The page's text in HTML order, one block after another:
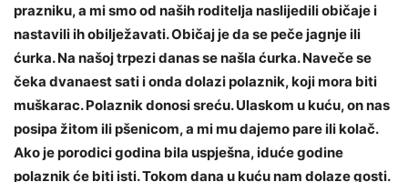
prazniku, a mi smo od naših roditelja naslijedili običaje i
nastavili ih obilježavati. Običaj je da se peče jagnje ili
ćurka. Na našoj trpezi danas se našla ćurka. Naveče se
čeka dvanaest sati i onda dolazi polaznik, koji mora biti
muškarac. Polaznik donosi sreću. Ulaskom u kuću, on nas
posipa žitom ili pšenicom, a mi mu dajemo pare ili kolač.
Ako je porodici godina bila uspješna, iduće godine
polaznik će biti isti. Tokom dana u kuću nam dolaze gosti.